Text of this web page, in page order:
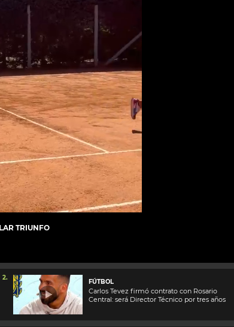
PERIODISMO PURO
REPERFILAR
TRIUNFO
2.
FÚTBOL
Carlos Tevez firmó contrato con Rosario
Central: será Director Técnico por tres años